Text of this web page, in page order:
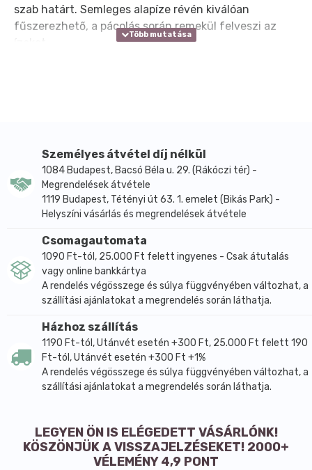
szab határt. Semleges alapíze révén kiválóan
fűszerezhető, a pácolás során remekül felveszi az
Személyes átvétel díj nélkül
1084 Budapest, Bacsó Béla u. 29. (Rákóczi tér) -
Megrendelések átvétele
1119 Budapest, Tétényi út 63. 1. emelet (Bikás Park) -
Helyszíni vásárlás és megrendelések átvétele
Csomagautomata
1090 Ft-tól, 25.000 Ft felett ingyenes - Csak átutalás
vagy online bankkártya
A rendelés végösszege és súlya függvényében változhat, a
szállítási ajánlatokat a megrendelés során láthatja.
Házhoz szállítás
1190 Ft-tól, Utánvét esetén +300 Ft, 25.000 Ft felett 190
Ft-tól, Utánvét esetén +300 Ft +1%
A rendelés végösszege és súlya függvényében változhat, a
szállítási ajánlatokat a megrendelés során láthatja.
LEGYEN ÖN IS ELÉGEDETT VÁSÁRLÓNK!
KÖSZÖNJÜK A VISSZAJELZÉSEKET! 2000+
VÉLEMÉNY 4,9 PONT